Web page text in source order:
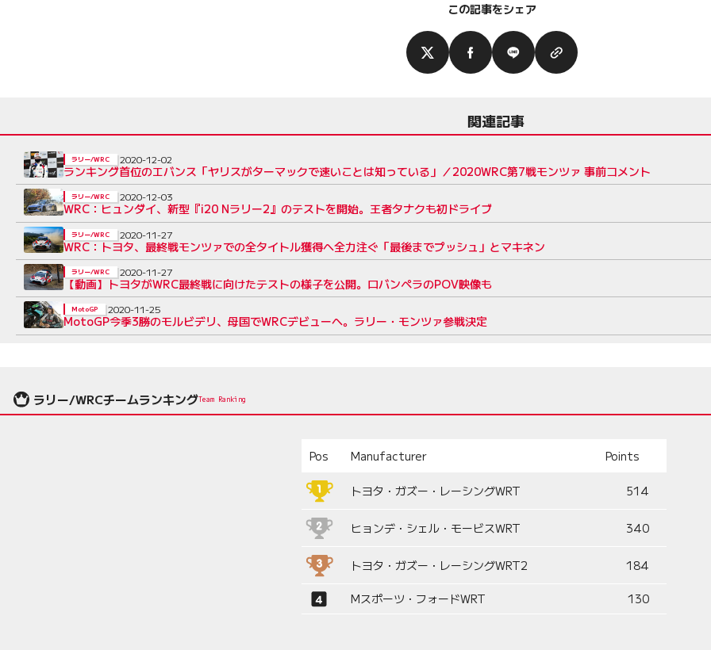
この記事をシェア
関連記事
ランキング首位のエバンス「ヤリスがターマックで速いことは知っている」／2020WRC第7戦モンツァ 事前コメント
ラリー/WRC 2020-12-02
WRC：ヒュンダイ、新型『i20 Nラリー2』のテストを開始。王者タナクも初ドライブ
ラリー/WRC 2020-12-03
WRC：トヨタ、最終戦モンツァでの全タイトル獲得へ全力注ぐ「最後までプッシュ」とマキネン
ラリー/WRC 2020-11-27
【動画】トヨタがWRC最終戦に向けたテストの様子を公開。ロバンペラのPOV映像も
ラリー/WRC 2020-11-27
MotoGP今季3勝のモルビデリ、母国でWRCデビューへ。ラリー・モンツァ参戦決定
MotoGP 2020-11-25
ラリー/WRCチームランキングTeam Ranking
Pos Manufacturer Points
トヨタ・ガズー・レーシングWRT 514
ヒョンデ・シェル・モービスWRT 340
トヨタ・ガズー・レーシングWRT2 184
Mスポーツ・フォードWRT 130